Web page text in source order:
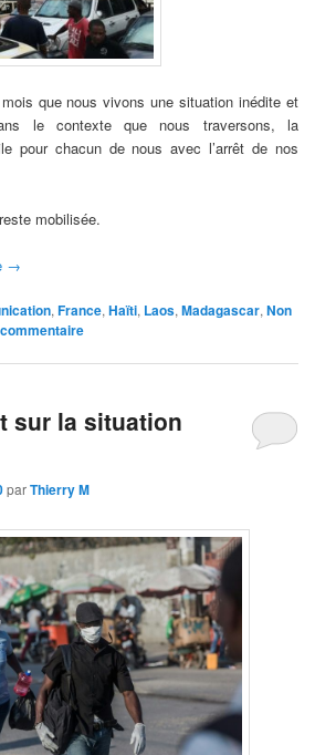
que nous vivons une situation inédite et
le contexte que nous traversons, la
pour chacun de nous avec l’arrêt de nos
mobilisée.
→
,France,Haïti, Laos,Madagascar,Non
sur la situation
parThierry M